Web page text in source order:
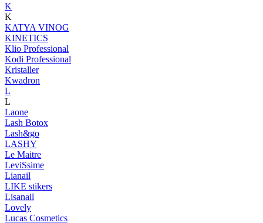
K
K
KATYA VINOG
KINETICS
Klio Professional
Kodi Professional
Kristaller
Kwadron
L
L
Laone
Lash Botox
Lash&go
LASHY
Le Maitre
LeviSsime
Lianail
LIKE stikers
Lisanail
Lovely
Lucas Cosmetics